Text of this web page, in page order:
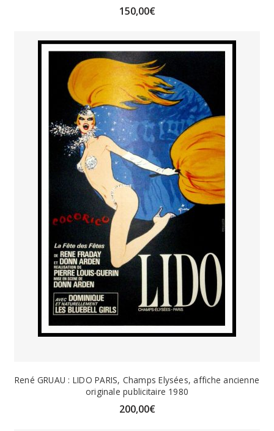
150,00€
René GRUAU : LIDO PARIS, Champs Elysées, affiche ancienne
originale publicitaire 1980
200,00€